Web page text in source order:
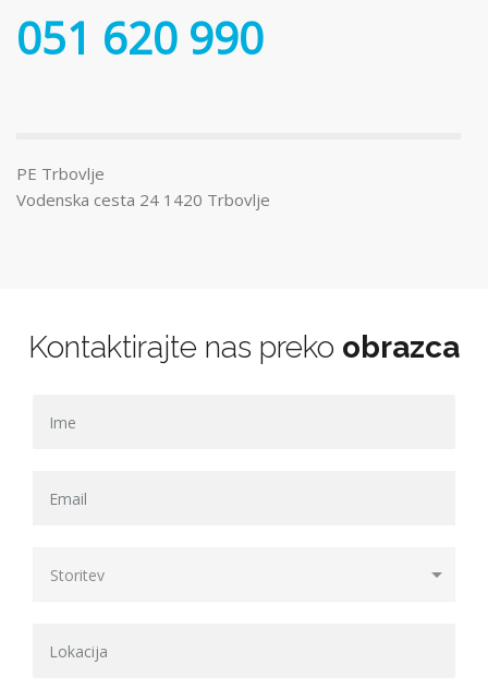
051 620 990
PE Trbovlje
Vodenska cesta 24 1420 Trbovlje
Kontaktirajte nas preko obrazca